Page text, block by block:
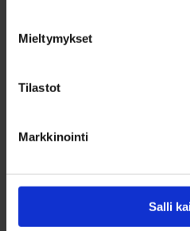
Mieltymykset
Tilastot
Markkinointi
Salli
MAJOITUS, RAVINTOLA, JA
Ostetaan